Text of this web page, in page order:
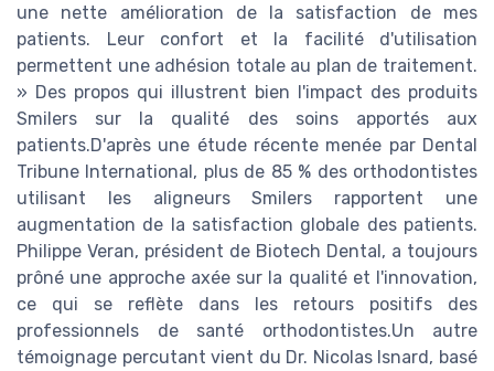
une nette amélioration de la satisfaction de mes
patients. Leur confort et la facilité d'utilisation
permettent une adhésion totale au plan de traitement.
» Des propos qui illustrent bien l'impact des produits
Smilers sur la qualité des soins apportés aux
patients.D'après une étude récente menée par Dental
Tribune International, plus de 85 % des orthodontistes
utilisant les aligneurs Smilers rapportent une
augmentation de la satisfaction globale des patients.
Philippe Veran, président de Biotech Dental, a toujours
prôné une approche axée sur la qualité et l'innovation,
ce qui se reflète dans les retours positifs des
professionnels de santé orthodontistes.Un autre
témoignage percutant vient du Dr. Nicolas Isnard, basé